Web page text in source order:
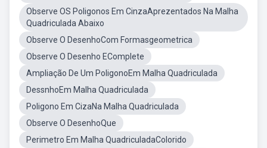
Observe OS Poligonos Em CinzaAprezentados Na Malha
Quadriculada Abaixo
Observe O DesenhoCom Formasgeometrica
Observe O Desenho EComplete
Ampliação De Um PoligonoEm Malha Quadriculada
DessnhoEm Malha Quadriculada
Poligono Em CizaNa Malha Quadriculada
Observe O DesenhoQue
Perimetro Em Malha QuadriculadaColorido